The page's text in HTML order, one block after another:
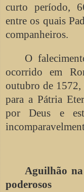
curto período,
entre os quais
companheiros.
O
ocorrido em
outubro de 1572,
para a Pátria
por Deus e
Aguilhão
poderosos